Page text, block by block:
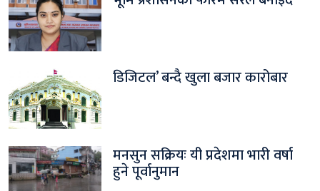
डिजिटल’ बन्दै खुला बजार कारोबार
मनसुन सक्रियः यी प्रदेशमा भारी वर्षा
हुने पूर्वानुमान